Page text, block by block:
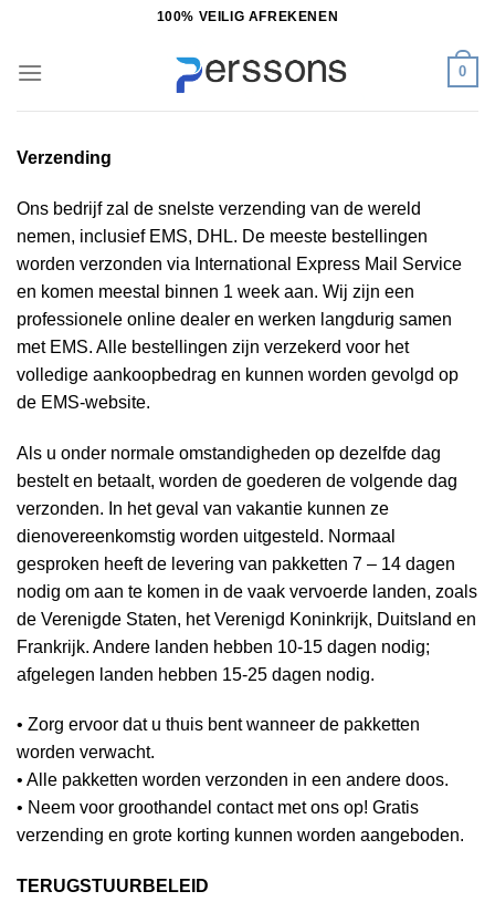
inhoud
100% VEILIG AFREKENEN
0
Verzending
Ons bedrijf zal de snelste verzending van de wereld
nemen, inclusief EMS, DHL. De meeste bestellingen
worden verzonden via International Express Mail Service
en komen meestal binnen 1 week aan. Wij zijn een
professionele online dealer en werken langdurig samen
met EMS. Alle bestellingen zijn verzekerd voor het
volledige aankoopbedrag en kunnen worden gevolgd op
de EMS-website.
Als u onder normale omstandigheden op dezelfde dag
bestelt en betaalt, worden de goederen de volgende dag
verzonden. In het geval van vakantie kunnen ze
dienovereenkomstig worden uitgesteld. Normaal
gesproken heeft de levering van pakketten 7 – 14 dagen
nodig om aan te komen in de vaak vervoerde landen, zoals
de Verenigde Staten, het Verenigd Koninkrijk, Duitsland en
Frankrijk. Andere landen hebben 10-15 dagen nodig;
afgelegen landen hebben 15-25 dagen nodig.
• Zorg ervoor dat u thuis bent wanneer de pakketten
worden verwacht.
• Alle pakketten worden verzonden in een andere doos.
• Neem voor groothandel contact met ons op! Gratis
verzending en grote korting kunnen worden aangeboden.
TERUGSTUURBELEID